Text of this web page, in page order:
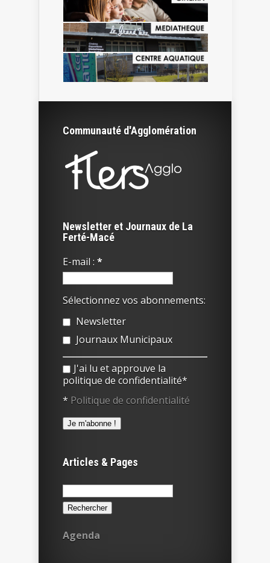
Communauté d'Agglomération
Newsletter et Journaux de La
Ferté-Macé
E-mail : *
Sélectionnez vos abonnements:
Newsletter
Journaux Municipaux
J'ai lu et approuve la
politique de confidentialité*
* Politique de confidentialité
Articles & Pages
Rechercher :
Agenda